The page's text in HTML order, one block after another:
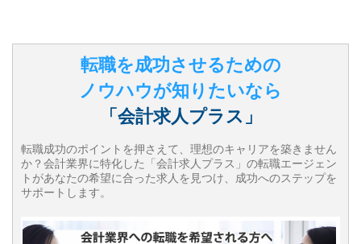
転職を成功させるための
ノウハウが知りたいなら
「会計求人プラス」
転職成功のポイントを押さえて、理想のキャリアを築きません
か？会計業界に特化した「会計求人プラス」の転職エージェン
トがあなたの希望に合った求人を見つけ、成功へのステップを
サポートします。